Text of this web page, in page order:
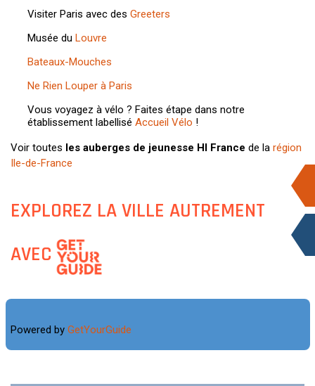
Visiter Paris avec des Greeters
Musée du Louvre
Bateaux-Mouches
Ne Rien Louper à Paris
Vous voyagez à vélo ? Faites étape dans notre
établissement labellisé Accueil Vélo !
Voir toutes les auberges de jeunesse HI France de la région
Ile-de-France
EXPLOREZ LA VILLE AUTREMENT
AVEC
Powered by GetYourGuide